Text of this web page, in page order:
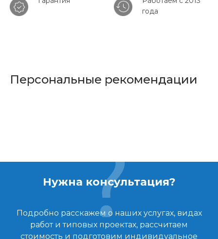
года
Персональные рекомендации
Нужна консультация?
Подробно расскажем о наших услугах, видах
работ и типовых проектах, рассчитаем
стоимость и подготовим индивидуальное